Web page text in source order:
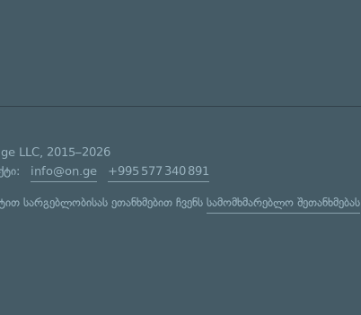
LLC, 2015–2026
info@on.ge +995 577 340 891
სარგებლობისას ეთანხმებით ჩვენს სამომხმარებლო შეთანხმებას